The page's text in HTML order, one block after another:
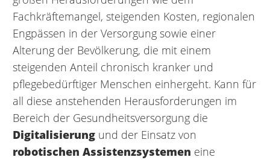
Fachkräftemangel, steigenden Kosten, regionalen
Engpässen in der Versorgung sowie einer
Alterung der Bevölkerung, die mit einem
steigenden Anteil chronisch kranker und
pflegebedürftiger Menschen einhergeht. Kann für
all diese anstehenden Herausforderungen im
Bereich der Gesundheitsversorgung die
Digitalisierung und der Einsatz von
robotischen Assistenzsystemen eine